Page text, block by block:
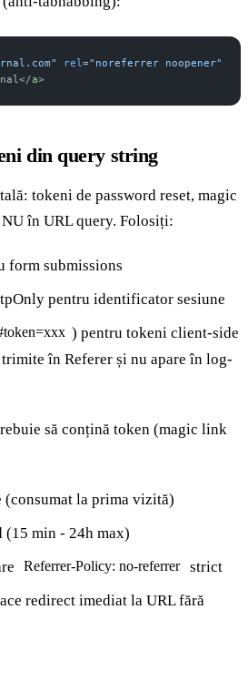
rel="noreferrer noopener"
a>
din query string
tokeni de password reset, magic
în URL query. Folosiți:
form submissions
pentru identificator sesiune
) pentru tokeni client-side
în Referer și nu apare în log-
să conțină token (magic link
(consumat la prima vizită)
(15 min - 24h max)
Referrer-Policy: no-referrer
strict
redirect imediat la URL fără